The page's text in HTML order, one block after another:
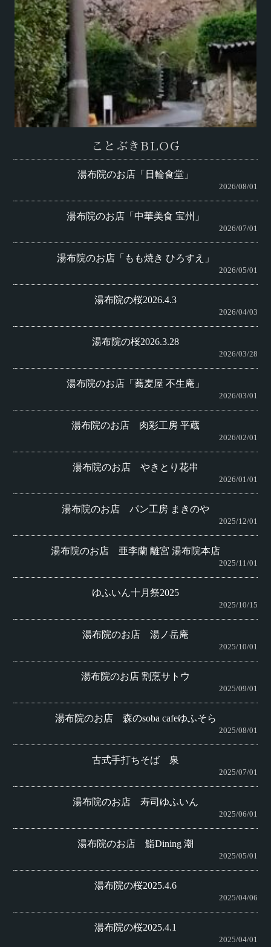
ことぶきBLOG
湯布院のお店「日輪食堂」
2026/08/01
湯布院のお店「中華美食 宝州」
2026/07/01
湯布院のお店「もも焼き ひろすえ」
2026/05/01
湯布院の桜2026.4.3
2026/04/03
湯布院の桜2026.3.28
2026/03/28
湯布院のお店「蕎麦屋 不生庵」
2026/03/01
湯布院のお店 肉彩工房 平蔵
2026/02/01
湯布院のお店 やきとり花串
2026/01/01
湯布院のお店 パン工房 まきのや
2025/12/01
湯布院のお店 亜李蘭 離宮 湯布院本店
2025/11/01
ゆふいん十月祭2025
2025/10/15
湯布院のお店 湯ノ岳庵
2025/10/01
湯布院のお店 割烹サトウ
2025/09/01
湯布院のお店 森のsoba cafeゆふそら
2025/08/01
古式手打ちそば 泉
2025/07/01
湯布院のお店 寿司ゆふいん
2025/06/01
湯布院のお店 鮨Dining 潮
2025/05/01
湯布院の桜2025.4.6
2025/04/06
湯布院の桜2025.4.1
2025/04/01